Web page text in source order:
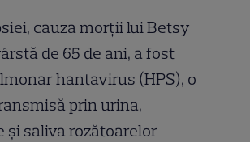
cauza morții lui Betsy
de 65 de ani, a fost
hantavirus (HPS), o
prin urina,
și saliva rozătoarelor